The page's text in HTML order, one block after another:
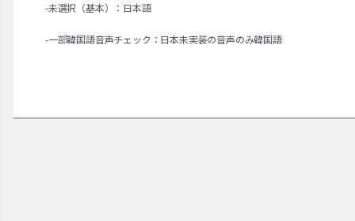
-未選択（基本）：日本語
-一部韓国語音声チェック：日本未実装の音声のみ韓国語